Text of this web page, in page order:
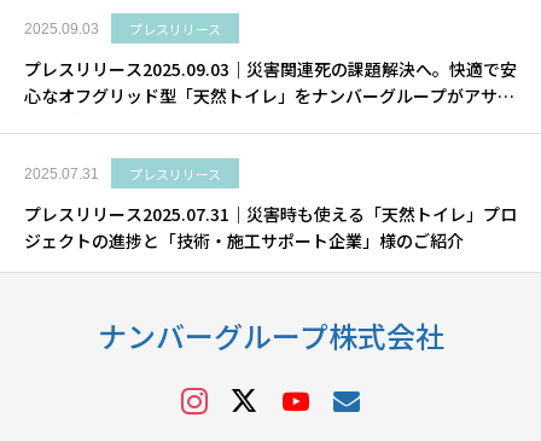
2025.09.03 プレスリリース
プレスリリース2025.09.03｜災害関連死の課題解決へ。快適で安
心なオフグリッド型「天然トイレ」をナンバーグループがアサヒ
2025.07.31 プレスリリース
プレスリリース2025.07.31｜災害時も使える「天然トイレ」プロ
ジェクトの進捗と「技術・施工サポート企業」様のご紹介
ナンバーグループ株式会社